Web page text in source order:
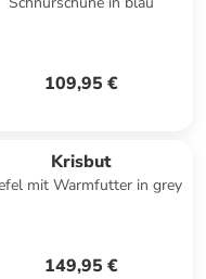
109,95 €
Krisbut
mit Warmfutter in grey
149,95 €